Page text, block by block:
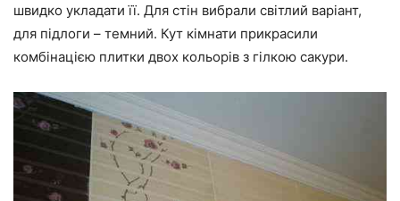
швидко укладати її. Для стін вибрали світлий варіант,
для підлоги – темний. Кут кімнати прикрасили
комбінацією плитки двох кольорів з гілкою сакури.